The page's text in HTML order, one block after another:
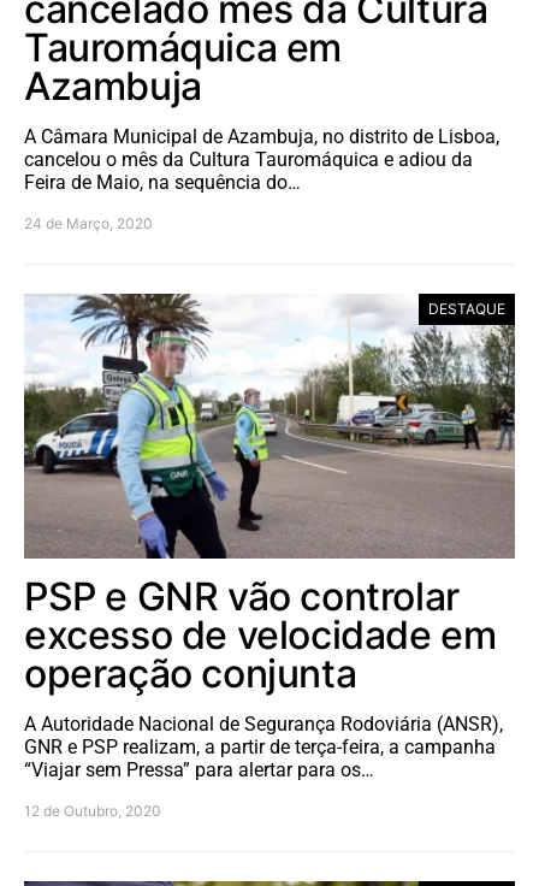
Tauromáquica em
Azambuja
A Câmara Municipal de Azambuja, no distrito de Lisboa,
cancelou o mês da Cultura Tauromáquica e adiou da
Feira de Maio, na sequência do…
24 de Março, 2020
DESTAQUE
PSP e GNR vão controlar
excesso de velocidade em
operação conjunta
A Autoridade Nacional de Segurança Rodoviária (ANSR),
GNR e PSP realizam, a partir de terça-feira, a campanha
“Viajar sem Pressa” para alertar para os…
12 de Outubro, 2020